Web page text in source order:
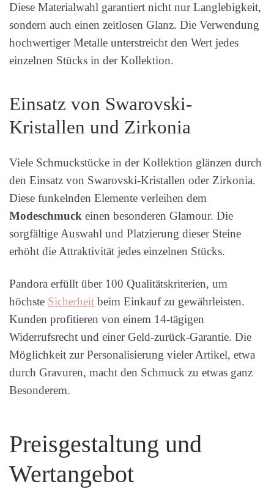
Diese Materialwahl garantiert nicht nur Langlebigkeit,
sondern auch einen zeitlosen Glanz. Die Verwendung
hochwertiger Metalle unterstreicht den Wert jedes
einzelnen Stücks in der Kollektion.
Einsatz von Swarovski-
Kristallen und Zirkonia
Viele Schmuckstücke in der Kollektion glänzen durch
den Einsatz von Swarovski-Kristallen oder Zirkonia.
Diese funkelnden Elemente verleihen dem
Modeschmuck einen besonderen Glamour. Die
sorgfältige Auswahl und Platzierung dieser Steine
erhöht die Attraktivität jedes einzelnen Stücks.
Pandora erfüllt über 100 Qualitätskriterien, um
höchste Sicherheit beim Einkauf zu gewährleisten.
Kunden profitieren von einem 14-tägigen
Widerrufsrecht und einer Geld-zurück-Garantie. Die
Möglichkeit zur Personalisierung vieler Artikel, etwa
durch Gravuren, macht den Schmuck zu etwas ganz
Besonderem.
Preisgestaltung und
Wertangebot